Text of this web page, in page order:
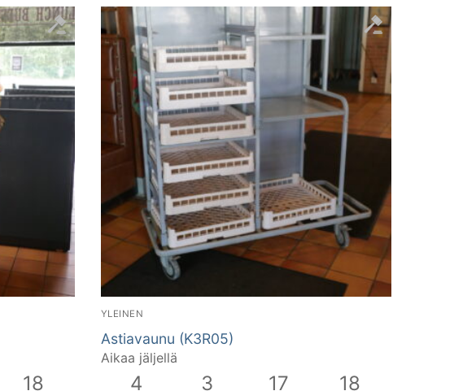
17
YLEINEN
Astiavaunu (K3R05)
Aikaa jäljellä
4 3 17 17